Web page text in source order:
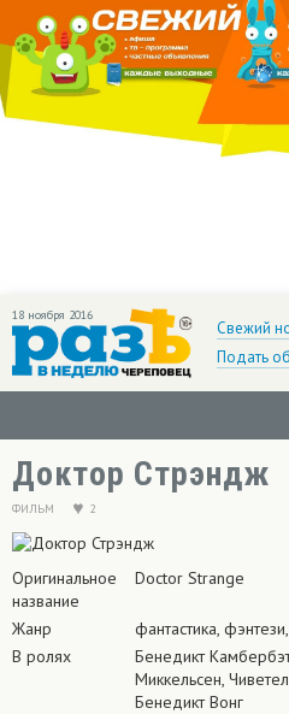
18 ноября 2016
Свежий
Подать
Доктор Стрэндж
ФИЛЬМ 2
Оригинальное
название
Doctor Strange
Жанр
фантастика,
В ролях
Бенедикт
Миккельсен,
Бенедикт Вонг